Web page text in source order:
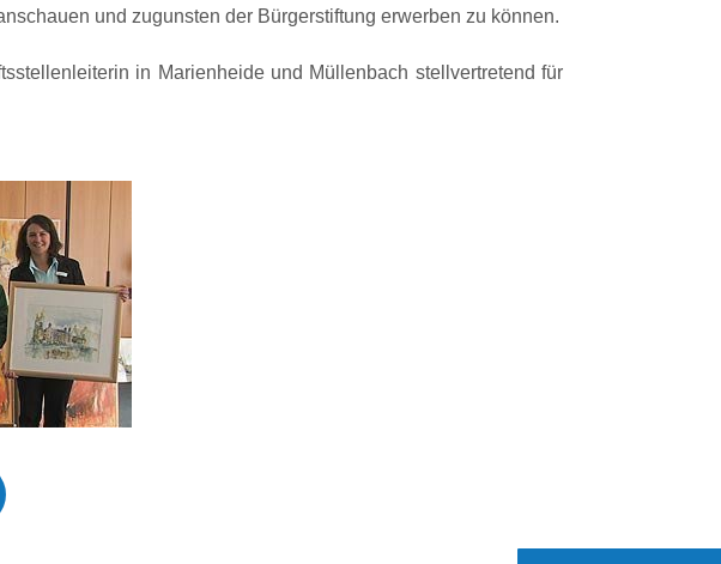
und zugunsten der Bürgerstiftung erwerben zu können.
in Marienheide und Müllenbach stellvertretend für